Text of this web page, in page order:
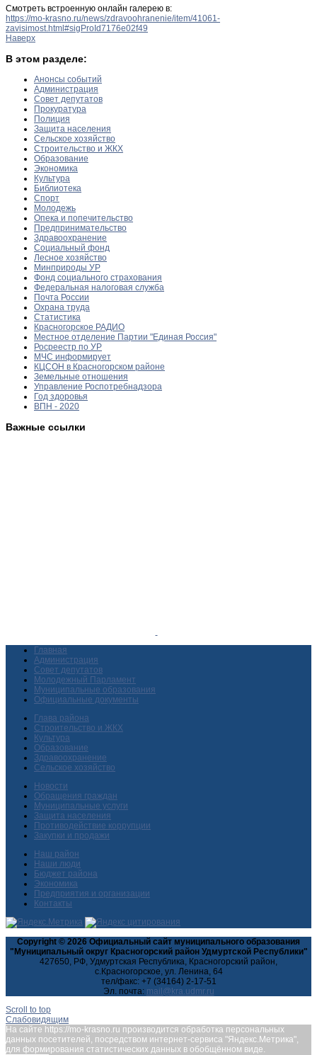
Смотреть встроенную онлайн галерею в:
https://mo-krasno.ru/news/zdravoohranenie/item/41061-
zavisimost.html#sigProId7176e02f49
Наверх
В этом разделе:
Анонсы событий
Администрация
Совет депутатов
Прокуратура
Полиция
Защита населения
Сельское хозяйство
Строительство и ЖКХ
Образование
Экономика
Культура
Библиотека
Спорт
Молодежь
Опека и попечительство
Предпринимательство
Здравоохранение
Социальный фонд
Лесное хозяйство
Минприроды УР
Фонд социального страхования
Федеральная налоговая служба
Почта России
Охрана труда
Статистика
Красногорское РАДИО
Местное отделение Партии "Единая Россия"
Росреестр по УР
МЧС информирует
КЦСОН в Красногорском районе
Земельные отношения
Управление Роспотребнадзора
Год здоровья
ВПН - 2020
Важные ссылки
Главная
Администрация
Совет депутатов
Молодежный Парламент
Муниципальные образования
Официальные документы
Глава района
Строительство и ЖКХ
Культура
Образование
Здравоохранение
Сельское хозяйство
Новости
Обращения граждан
Муниципальные услуги
Защита населения
Противодействие коррупции
Закупки и продажи
Наш район
Наши люди
Бюджет района
Экономика
Предприятия и организации
Контакты
Copyright © 2026 Официальный сайт муниципального образования
"Муниципальный округ Красногорский район Удмуртской Республики"
427650, РФ, Удмуртская Республика, Красногорский район,
с.Красногорское, ул. Ленина, 64
тел/факс: +7 (34164) 2-17-51
Эл. почта:
Scroll to top
Слабовидящим
На сайте https://mo-krasno.ru производится обработка персональных
данных посетителей, посредством интернет-сервиса "Яндекс.Метрика",
для формирования статистических данных в обобщённом виде.